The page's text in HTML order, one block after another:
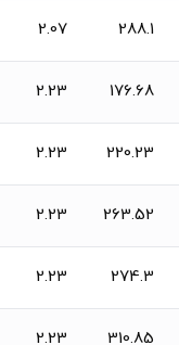
288.1
2.07
176.68
2.23
220.23
2.23
263.52
2.23
274.3
2.23
310.85
2.23